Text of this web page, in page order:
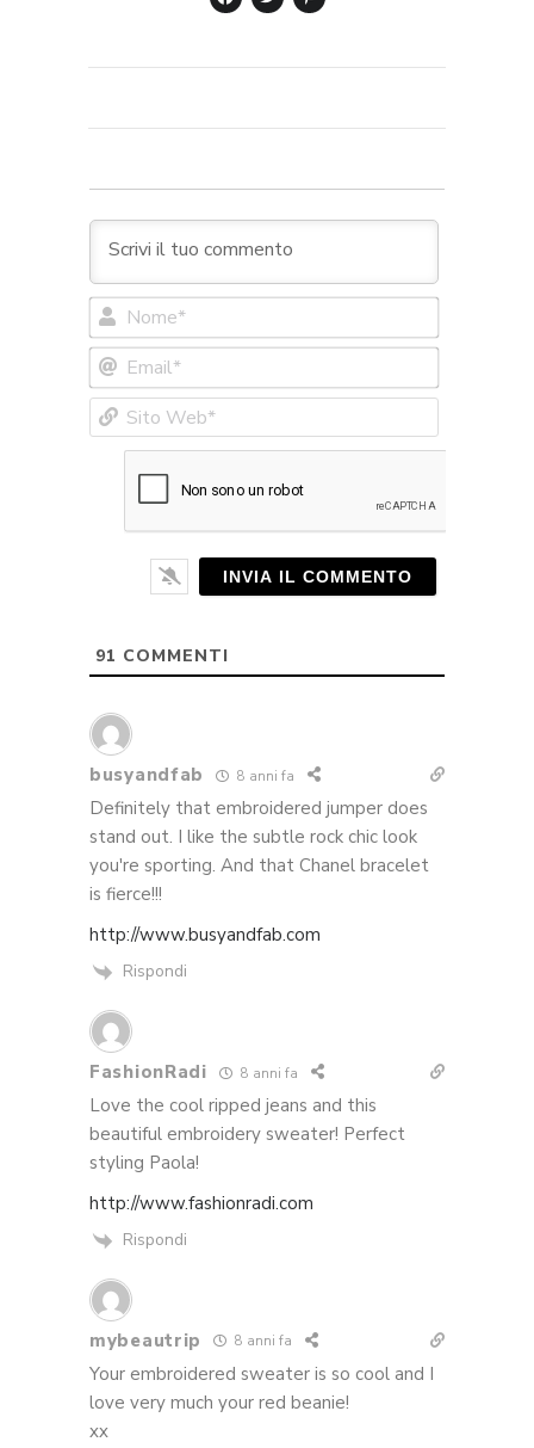
Web*
91 COMMENTI
busyandfab 8 anni fa
Definitely that embroidered jumper does
stand out. I like the subtle rock chic look
you're sporting. And that Chanel bracelet
is fierce!!!
http://www.busyandfab.com
Rispondi
FashionRadi 8 anni fa
Love the cool ripped jeans and this
beautiful embroidery sweater! Perfect
styling Paola!
http://www.fashionradi.com
Rispondi
mybeautrip 8 anni fa
Your embroidered sweater is so cool and I
love very much your red beanie!
xx